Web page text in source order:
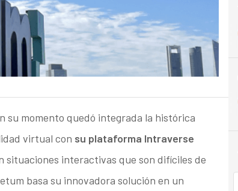
su momento quedó integrada la histórica
virtual con su plataforma Intraverse
situaciones interactivas que son difíciles de
basa su innovadora solución en un
E
Empresa